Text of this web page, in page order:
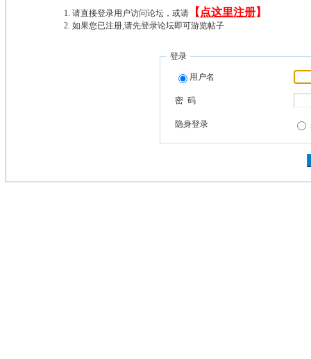
请直接登录用户访问论坛，或请 【 点这里注册】
如果您已注册,请先登录论坛即可游览帖子
登录
用户名
密 码
隐身登录